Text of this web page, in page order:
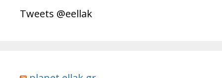
Tweets @eellak